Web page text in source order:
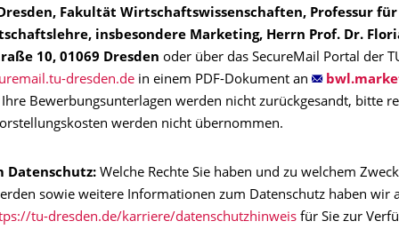
Fakultät Wirtschaftswissenschaften, Professur für
insbesondere Marketing, Herrn Prof. Dr.
10, 01069 Dresden oder über das SecureMail Portal der
dresden.dein einem PDF-Dokument an
Ihre Bewerbungsunterlagen werden nicht zurückgesandt, bitte
werden nicht übernommen.
Datenschutz: Welche Rechte Sie haben und zu welchem
sowie weitere Informationen zum Datenschutz haben wir
tu-dresden.de/karriere/datenschutzhinweisfür Sie zur